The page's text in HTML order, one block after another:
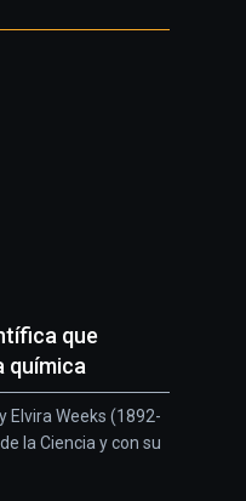
que
química
Elvira Weeks (1892-
la Ciencia y con su